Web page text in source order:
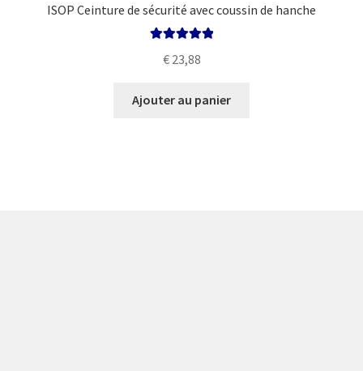
ISOP Ceinture de sécurité avec coussin de hanche
€23,88
Ajouter au panier